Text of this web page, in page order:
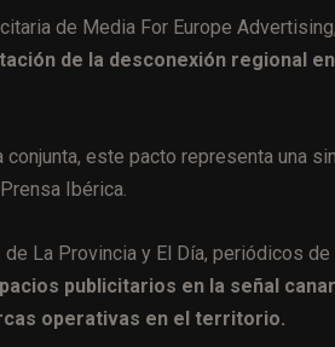
de Media For Europe
de la desconexión regional
conjunta, este pacto representa una
Ibérica.
La Provincia y El Día, periódicos de
publicitarios en la señal
operativas en el territorio.